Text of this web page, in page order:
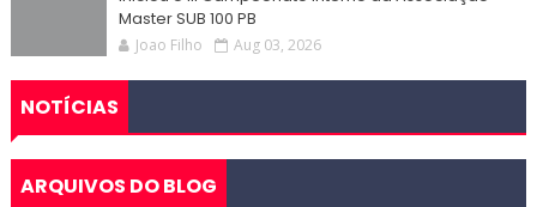
Master SUB 100 PB
Joao Filho Aug 03, 2026
NOTÍCIAS
ARQUIVOS DO BLOG